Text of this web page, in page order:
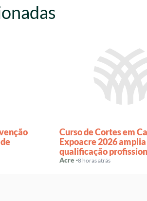
Curso de Cortes em
Expoacre 2026 amplia
qualificação
Acre ·8 horas atrás